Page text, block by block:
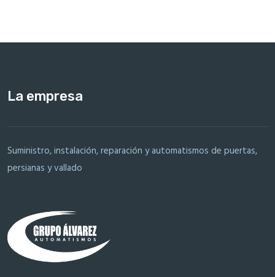
La empresa
Suministro, instalación, reparación y automatismos de puertas,
persianas y vallado